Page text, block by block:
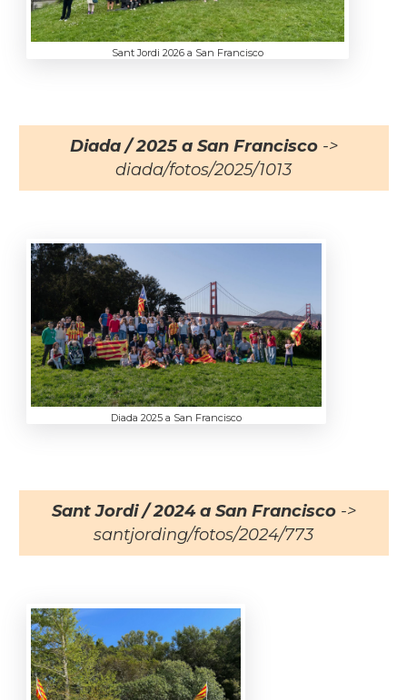
Sant Jordi 2026 a San Francisco
Diada / 2025 a San Francisco->
diada/fotos/2025/1013
Diada 2025 a San Francisco
Sant Jordi / 2024 a San Francisco->
santjording/fotos/2024/773